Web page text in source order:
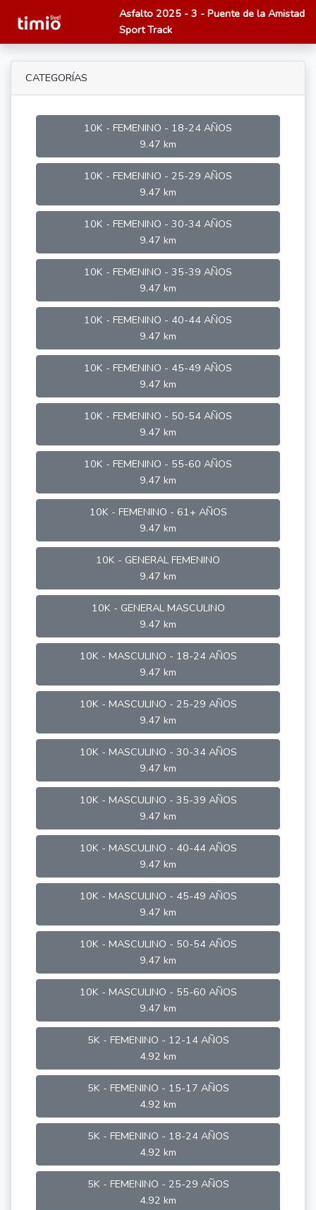
Asfalto 2025 - 3 - Puente de la Amistad
Sport Track
CATEGORÍAS
10K - FEMENINO - 18-24 AÑOS
9.47 km
10K - FEMENINO - 25-29 AÑOS
9.47 km
10K - FEMENINO - 30-34 AÑOS
9.47 km
10K - FEMENINO - 35-39 AÑOS
9.47 km
10K - FEMENINO - 40-44 AÑOS
9.47 km
10K - FEMENINO - 45-49 AÑOS
9.47 km
10K - FEMENINO - 50-54 AÑOS
9.47 km
10K - FEMENINO - 55-60 AÑOS
9.47 km
10K - FEMENINO - 61+ AÑOS
9.47 km
10K - GENERAL FEMENINO
9.47 km
10K - GENERAL MASCULINO
9.47 km
10K - MASCULINO - 18-24 AÑOS
9.47 km
10K - MASCULINO - 25-29 AÑOS
9.47 km
10K - MASCULINO - 30-34 AÑOS
9.47 km
10K - MASCULINO - 35-39 AÑOS
9.47 km
10K - MASCULINO - 40-44 AÑOS
9.47 km
10K - MASCULINO - 45-49 AÑOS
9.47 km
10K - MASCULINO - 50-54 AÑOS
9.47 km
10K - MASCULINO - 55-60 AÑOS
9.47 km
5K - FEMENINO - 12-14 AÑOS
4.92 km
5K - FEMENINO - 15-17 AÑOS
4.92 km
5K - FEMENINO - 18-24 AÑOS
4.92 km
5K - FEMENINO - 25-29 AÑOS
4.92 km